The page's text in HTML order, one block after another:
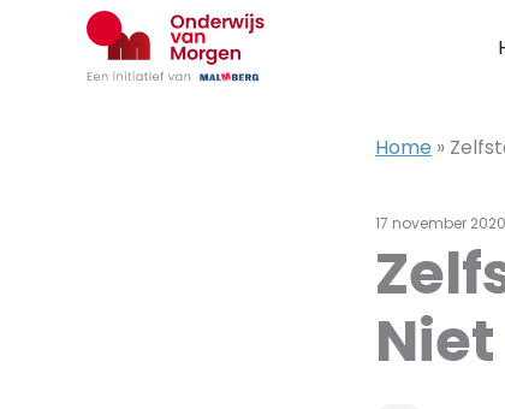
Home »
17 november 2020